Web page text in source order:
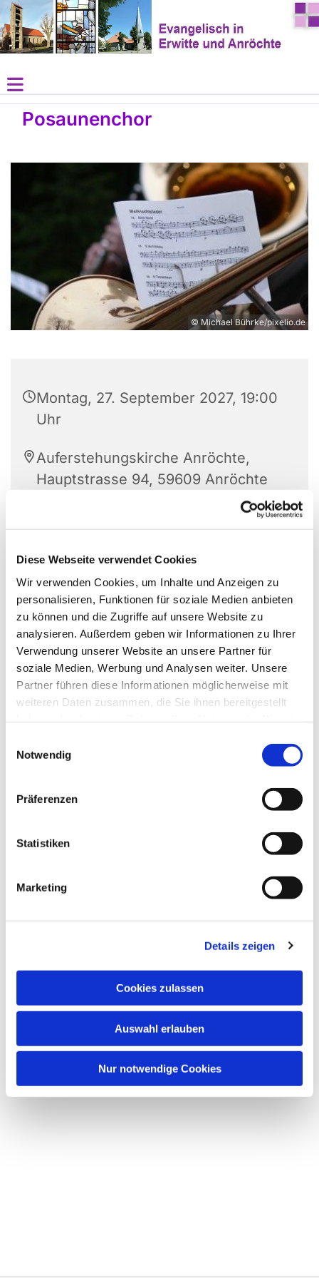
Diese Webseite verwendet Cookies
Wir verwenden Cookies, um Inhalte und Anzeigen zu
personalisieren, Funktionen für soziale Medien anbieten
zu können und die Zugriffe auf unsere Website zu
analysieren. Außerdem geben wir Informationen zu Ihrer
Verwendung unserer Website an unsere Partner für
soziale Medien, Werbung und Analysen weiter. Unsere
Partner führen diese Informationen möglicherweise mit
weiteren Daten zusammen, die Sie ihnen bereitgestellt
Notwendig
Präferenzen
Statistiken
Marketing
Details zeigen
Cookies zulassen
Auswahl erlauben
Nur notwendige Cookies
Posaunenchor
© Michael Bührke/pixelio.de
Montag, 27. September 2027, 19:00
Uhr
Auferstehungskirche Anröchte,
Hauptstrasse 94, 59609 Anröchte